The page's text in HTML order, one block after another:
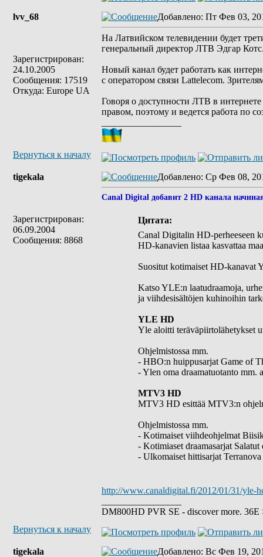
lvv_68
Зарегистрирован:
24.10.2005
Сообщения: 17519
Откуда: Europe UA
Добавлено: Пт Фев 03,
На Латвийском телевидении будет
генеральный директор ЛТВ Эдгар
Новый канал будет работать как
с оператором связи Lattelecom.
Говоря о доступности ЛТВ в
правом, поэтому и ведется работа по
Вернуться к началу
tigekala
Зарегистрирован:
06.09.2004
Сообщения: 8868
Добавлено: Ср Фев 08,
Canal Digital добавит 2 HD канала
Цитата:
Canal Digitalin HD-perheeseen
HD-kanavien listaa kasvattaa
Suositut kotimaiset HD-kanavat
Katso YLE:n laatudraamoja,
ja viihdesisältöjen kuhinoihin
YLE HD
Yle aloitti teräväpiirtolähetykset
Ohjelmistossa mm.
- HBO:n huippusarjat Game of
- Ylen oma draamatuotanto mm.
MTV3 HD
MTV3 HD esittää MTV3:n
Ohjelmistossa mm.
- Kotimaiset viihdeohjelmat
- Kotimiaset draamasarjat
- Ulkomaiset hittisarjat Terranova
http://www.canaldigital.fi/2012/01/31/yle-
DM800HD PVR SE - discover more.
Вернуться к началу
tigekala Добавлено: Вс Фев 19,